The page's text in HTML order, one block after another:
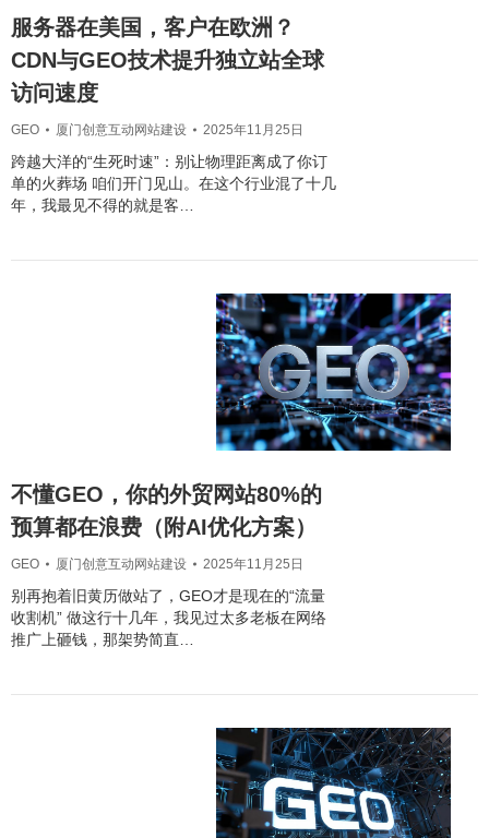
服务器在美国，客户在欧洲？
CDN与GEO技术提升独立站全球
访问速度
GEO 厦门创意互动网站建设 2025年11月25日
跨越大洋的“生死时速”：别让物理距离成了你订
单的火葬场 咱们开门见山。在这个行业混了十几
年，我最见不得的就是客…
不懂GEO，你的外贸网站80%的
预算都在浪费（附AI优化方案）
GEO 厦门创意互动网站建设 2025年11月25日
别再抱着旧黄历做站了，GEO才是现在的“流量
收割机” 做这行十几年，我见过太多老板在网络
推广上砸钱，那架势简直…